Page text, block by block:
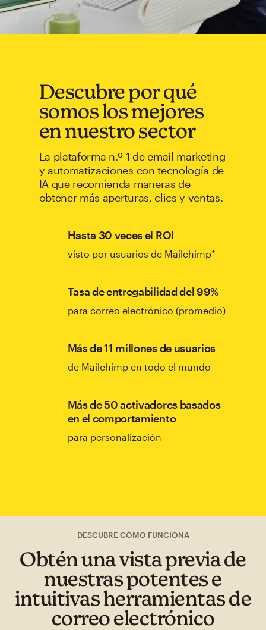
Descubre por qué
somos los mejores
en nuestro sector
La plataforma n.º 1 de email marketing
y automatizaciones con tecnología de
IA que recomienda maneras de
obtener más aperturas, clics y ventas.
Hasta 30 veces el ROI
visto por usuarios de Mailchimp*
Tasa de entregabilidad del 99%
para correo electrónico (promedio)
Más de 11 millones de usuarios
de Mailchimp en todo el mundo
Más de 50 activadores basados
en el comportamiento
para personalización
DESCUBRE CÓMO FUNCIONA
Obtén una vista previa de
nuestras potentes e
intuitivas herramientas de
correo electrónico